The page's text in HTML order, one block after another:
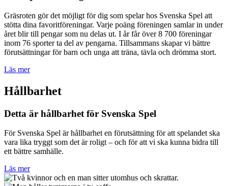
Gräsroten gör det möjligt för dig som spelar hos Svenska Spel att
stötta dina favoritföreningar. Varje poäng föreningen samlar in under
året blir till pengar som nu delas ut. I år får över 8 700 föreningar
inom 76 sporter ta del av pengarna. Tillsammans skapar vi bättre
förutsättningar för barn och unga att träna, tävla och drömma stort.
Läs mer
Hållbarhet
Detta är hållbarhet för Svenska Spel
För Svenska Spel är hållbarhet en förutsättning för att spelandet ska
vara lika tryggt som det är roligt – och för att vi ska kunna bidra till
ett bättre samhälle.
Läs mer